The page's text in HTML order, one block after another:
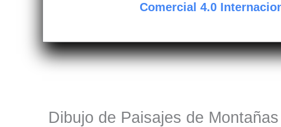
Comercial 4.0
Dibujo de Paisajes de